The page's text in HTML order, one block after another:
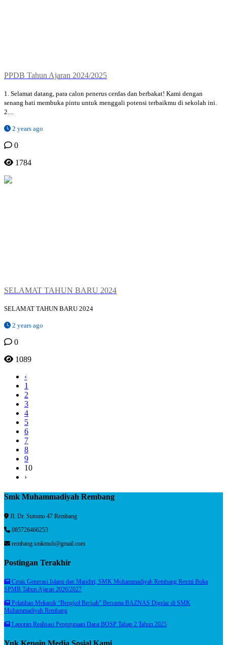
PPDB Tahun Ajaran 2024/2025
1. Selamat datang, para calon penerus cerdas dan berbakat! Kami dengan
senang hati membuka pintu untuk menggali potensi terbaikmu di sekolah ini.
2....
2 years ago
0
1784
SELAMAT TAHUN BARU 2024
SELAMAT TAHUN BARU 2024
2 years ago
0
1089
‹
1
2
3
4
5
6
7
8
9
10
›
Smk Muhammadiyah Rembang
Jl. Dr. Sutomo 47 Rembang
085726466253
rembang.smkmuh@gmail.com
Postingan Terakhir
Cetak Generasi Islami dan Mandiri, SMK Muhammadiyah Rembang Resmi Buka
SPMB Tahun Ajaran 2026/2027
Pelatihan Mekanik “Bengkel Berkah” Bersama BAZNAS Digelar di SMK
Muhammadiyah Rembang
Laporan Realisasi Penggunaan Dana BOSP Tahap 2 Tahun 2025